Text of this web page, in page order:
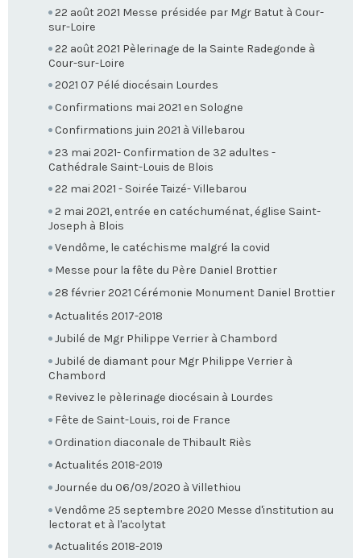
22 août 2021 Messe présidée par Mgr Batut à Cour-
sur-Loire
22 août 2021 Pèlerinage de la Sainte Radegonde à
Cour-sur-Loire
2021 07 Pélé diocésain Lourdes
Confirmations mai 2021 en Sologne
Confirmations juin 2021 à Villebarou
23 mai 2021- Confirmation de 32 adultes -
Cathédrale Saint-Louis de Blois
22 mai 2021 - Soirée Taizé- Villebarou
2 mai 2021, entrée en catéchuménat, église Saint-
Joseph à Blois
Vendôme, le catéchisme malgré la covid
Messe pour la fête du Père Daniel Brottier
28 février 2021 Cérémonie Monument Daniel Brottier
Actualités 2017-2018
Jubilé de Mgr Philippe Verrier à Chambord
Jubilé de diamant pour Mgr Philippe Verrier à
Chambord
Revivez le pèlerinage diocésain à Lourdes
Fête de Saint-Louis, roi de France
Ordination diaconale de Thibault Riès
Actualités 2018-2019
Journée du 06/09/2020 à Villethiou
Vendôme 25 septembre 2020 Messe d'institution au
lectorat et à l'acolytat
Actualités 2018-2019